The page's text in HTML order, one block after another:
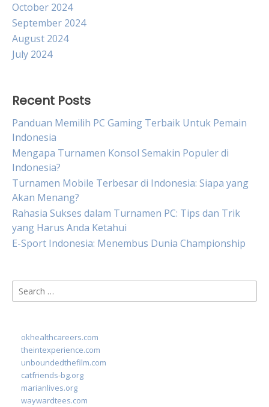
October 2024
September 2024
August 2024
July 2024
Recent Posts
Panduan Memilih PC Gaming Terbaik Untuk Pemain
Indonesia
Mengapa Turnamen Konsol Semakin Populer di
Indonesia?
Turnamen Mobile Terbesar di Indonesia: Siapa yang
Akan Menang?
Rahasia Sukses dalam Turnamen PC: Tips dan Trik
yang Harus Anda Ketahui
E-Sport Indonesia: Menembus Dunia Championship
Search
for:
okhealthcareers.com
theintexperience.com
unboundedthefilm.com
catfriends-bg.org
marianlives.org
waywardtees.com